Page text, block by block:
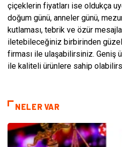
çiçeklerin fiyatları ise oldukça
doğum günü, anneler günü,
kutlaması, tebrik ve özür
iletebileceğiniz birbirinden
firması ile ulaşabilirsiniz. Geniş
ile kaliteli ürünlere sahip
NELER VAR